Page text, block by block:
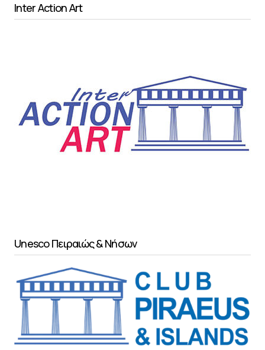
Inter Action Art
Unesco Πειραιώς & Νήσων